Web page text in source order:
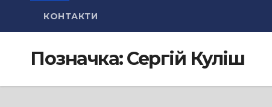
КОНТАКТИ
Позначка:Сергій Куліш